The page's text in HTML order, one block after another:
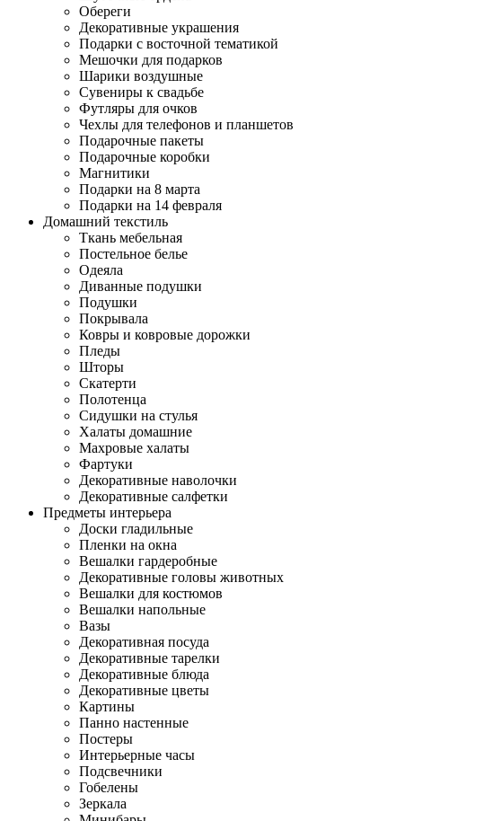
Обереги
Декоративные украшения
Подарки с восточной тематикой
Мешочки для подарков
Шарики воздушные
Сувениры к свадьбе
Футляры для очков
Чехлы для телефонов и планшетов
Подарочные пакеты
Подарочные коробки
Магнитики
Подарки на 8 марта
Подарки на 14 февраля
Домашний текстиль
Ткань мебельная
Постельное белье
Одеяла
Диванные подушки
Подушки
Покрывала
Ковры и ковровые дорожки
Пледы
Шторы
Скатерти
Полотенца
Сидушки на стулья
Халаты домашние
Махровые халаты
Фартуки
Декоративные наволочки
Декоративные салфетки
Предметы интерьера
Доски гладильные
Пленки на окна
Вешалки гардеробные
Декоративные головы животных
Вешалки для костюмов
Вешалки напольные
Вазы
Декоративная посуда
Декоративные тарелки
Декоративные блюда
Декоративные цветы
Картины
Панно настенные
Постеры
Интерьерные часы
Подсвечники
Гобелены
Зеркала